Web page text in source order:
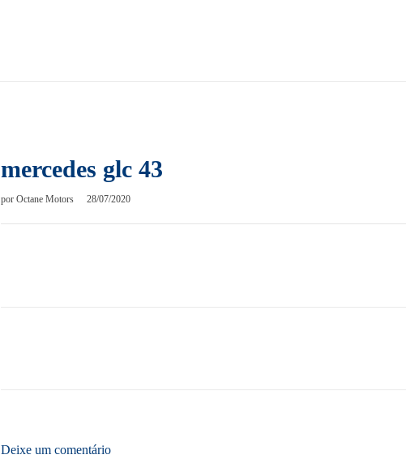
mercedes glc 43
porOctane Motors 28/07/2020
Deixe um comentário